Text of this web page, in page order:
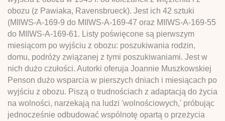
obozu (z Pawiaka, Ravensbrueck). Jest ich 42 sztuki
(MIIWS-A-169-9 do MIIWS-A-169-47 oraz MIIWS-A-169-55
do MIIWS-A-169-61. Listy poświęcone są pierwszym
miesiącom po wyjściu z obozu: poszukiwania rodzin,
domu, podróży związanej z tymi poszukiwaniami. Jest w
nich dużo czułości. Autorki oferuja Joannie Muszkowskiej
Penson dużo wsparcia w pierszych dniach i miesiącach po
wyjściu z obozu. Piszą o trudnościach z adaptacją do życia
na wolności, narzekają na ludzi 'wolnościowych,' próbując
jednocześnie odbudować wspólnotę opartą o przeżycia